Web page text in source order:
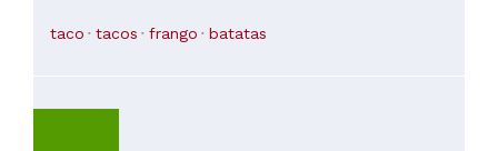
taco tacos frango batatas